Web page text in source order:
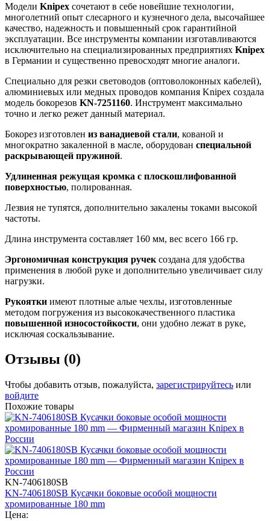
Модели Knipex сочетают в себе новейшие технологии,
многолетний опыт слесарного и кузнечного дела, высочайшее
качество, надежность и повышенный срок гарантийной
эксплуатации. Все инструменты компании изготавливаются
исключительно на специализированных предприятиях Knipex
в Германии и существенно превосходят многие аналоги.
Специально для резки световодов (оптоволоконных кабелей),
алюминиевых или медных проводов компания Knipex создала
модель бокорезов KN-7251160. Инструмент максимально
точно и легко режет данный материал.
Бокорез изготовлен из ванадиевой стали, кованой и
многократно закаленной в масле, оборудован специальной
раскрывающей пружиной.
Удлиненная режущая кромка с плоскошлифованной
поверхностью, полированная.
Лезвия не тупятся, дополнительно закалены токами высокой
частоты.
Длина инструмента составляет 160 мм, вес всего 166 гр.
Эргономичная конструкция ручек создана для удобства
применения в любой руке и дополнительно увеличивает силу
нагрузки.
Рукоятки имеют плотные алые чехлы, изготовленные
методом погружения из высококачественного пластика
повышенной износостойкости, они удобно лежат в руке,
исключая соскальзывание.
Отзывы (0)
Чтобы добавить отзыв, пожалуйста, зарегистрируйтесь или
войдите
Похожие товары
KN-7406180SB
KN-7406180SB Кусачки боковые особой мощности
хромированные 180 mm
Цена: